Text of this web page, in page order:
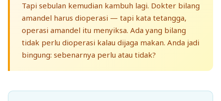
Tapi sebulan kemudian kambuh lagi. Dokter bilang
amandel harus dioperasi — tapi kata tetangga,
operasi amandel itu menyiksa. Ada yang bilang
tidak perlu dioperasi kalau dijaga makan. Anda jadi
bingung: sebenarnya perlu atau tidak?